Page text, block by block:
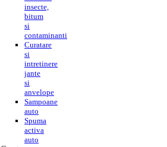
insecte,
bitum
si
contaminanti
Curatare
si
intretinere
jante
si
anvelope
Sampoane
auto
Spuma
activa
auto